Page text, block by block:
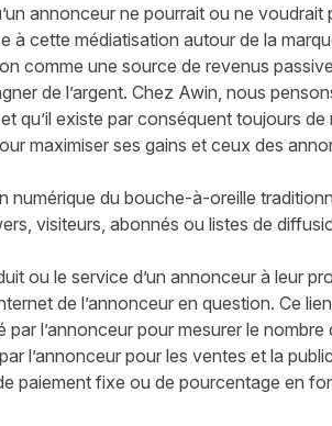
annonceur ne pourrait ou ne voudrait
à cette médiatisation autour de la
comme une source de revenus
de l’argent. Chez Awin, nous
qu’il existe par conséquent toujours
maximiser ses gains et ceux des
numérique du bouche-à-oreille
visiteurs, abonnés ou listes de
ou le service d’un annonceur à leur
de l’annonceur en question. Ce
par l’annonceur pour mesurer le
l’annonceur pour les ventes et la
paiement fixe ou de pourcentage en